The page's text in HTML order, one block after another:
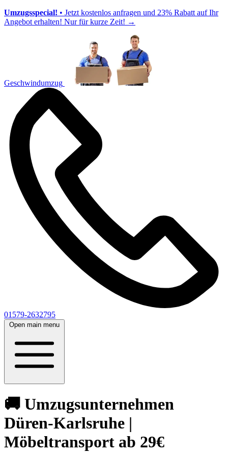
Umzugsspecial! • Jetzt kostenlos anfragen und 23% Rabatt auf Ihr
Angebot erhalten! Nur für kurze Zeit! →
Geschwindumzug
01579-2632795
Open main menu
🚚 Umzugsunternehmen
Düren-Karlsruhe |
Möbeltransport ab 29€